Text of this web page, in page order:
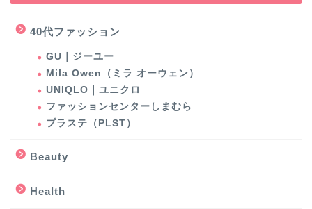
40代ファッション
GU｜ジーユー
Mila Owen（ミラ オーウェン）
UNIQLO｜ユニクロ
ファッションセンターしまむら
プラステ（PLST）
Beauty
Health